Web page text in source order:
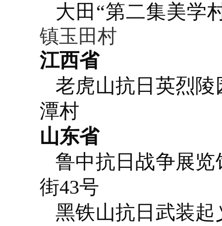
大田“第二集美学
镇玉田村
江西省
老虎山抗日英烈陵
潭村
山东省
鲁中抗日战争展览
街43号
黑铁山抗日武装起